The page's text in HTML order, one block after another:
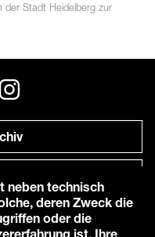
der Stadt Heidelberg zur
neben technisch
deren Zweck die
oder die
ist. Ihre